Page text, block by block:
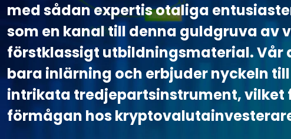
med sådan expertis otaliga
som en kanal till denna guldgruva av
förstklassigt utbildningsmaterial. Vår
bara inlärning och erbjuder nyckeln
intrikata tredjepartsinstrument, vilket
förmågan hos